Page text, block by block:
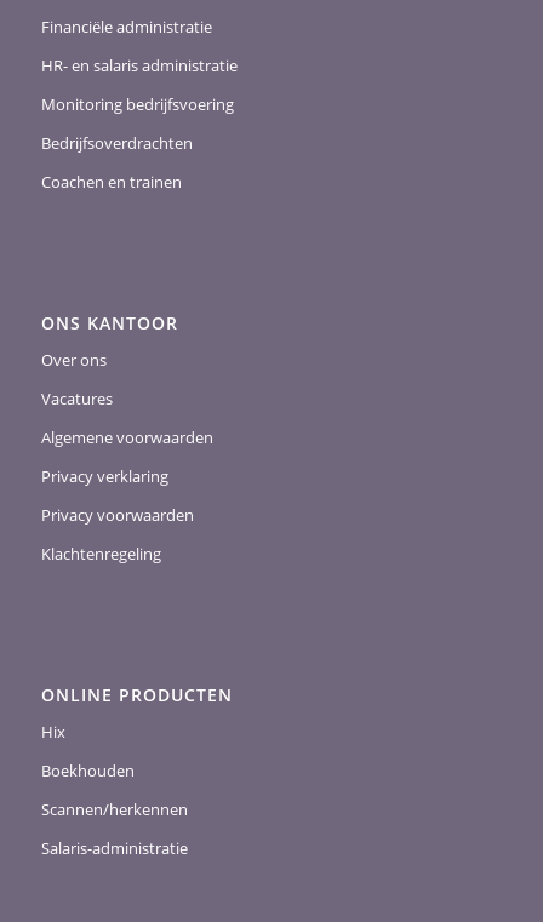
Financiële administratie
HR- en salaris administratie
Monitoring bedrijfsvoering
Bedrijfsoverdrachten
Coachen en trainen
ONS KANTOOR
Over ons
Vacatures
Algemene voorwaarden
Privacy verklaring
Privacy voorwaarden
Klachtenregeling
ONLINE PRODUCTEN
Hix
Boekhouden
Scannen/herkennen
Salaris-administratie